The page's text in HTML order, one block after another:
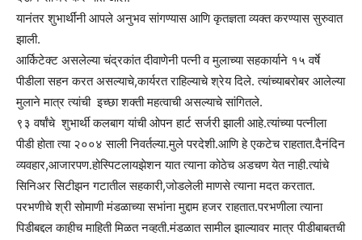
यानंतर शुभार्थींनी आपले अनुभव सांगण्यास आणि कृतज्ञता व्यक्त करण्यास सुरुवात
झाली.
आर्किटेक्ट असलेल्या चंद्रकांत दीवाणेनी पत्नी व मुलाच्या सहकार्याने १५ वर्षे
पीडीला सहन करत असल्याचे,कार्यरत राहिल्याचे श्रेय दिले. त्यांच्याबरोबर आलेल्या
मुलाने मात्र त्यांची इच्छा शक्ती महत्वाची असल्याचे सांगितले.
९३ वर्षांचे शुभार्थी कलबाग यांची ओपन हार्ट सर्जरी झाली आहे.त्यांच्या पत्नीला
पीडी होता त्या २००४ साली निवर्तल्या.मुले परदेशी.आणि हे एकटेच राहतात.दैनंदिन
व्यवहार,आजारपण.होस्पिटलायझेशन यात त्याना कोठेच अडचण येत नाही.त्यांचे
सिनिअर सिटीझन गटातील सहकारी,जोडलेली माणसे त्याना मदत करतात.
परभणीचे श्री सोमाणी मंडळाच्या सभांना मुद्दाम हजर राहतात.परभणीला त्याना
पिडीबद्दल काहीच माहिती मिळत नव्हती.मंडळात सामील झाल्यावर मात्र पीडीबाबतची